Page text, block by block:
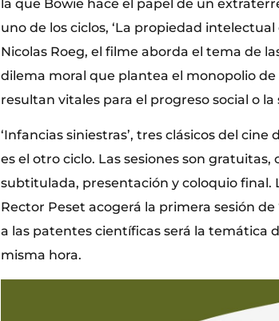
la que Bowie hace el papel de un
uno de los ciclos, ‘La propiedad
Nicolas Roeg, el filme aborda el tema de
dilema moral que plantea el monopolio
resultan vitales para el progreso social o la
‘Infancias siniestras’, tres clásicos del
es el otro ciclo. Las sesiones son
subtitulada, presentación y coloquio final.
Rector Peset acogerá la primera sesión
a las patentes científicas será la temática
misma hora.